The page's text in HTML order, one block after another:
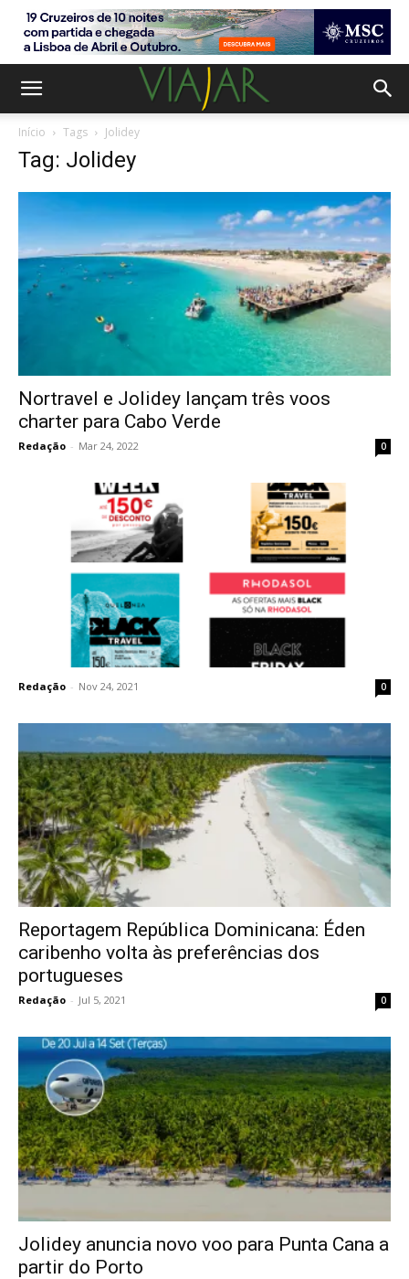
Início Tags Jolidey
Tag: Jolidey
Nortravel e Jolidey lançam três voos
charter para Cabo Verde
Redação - Mar 24, 2022 0
Redação - Nov 24, 2021 0
Reportagem República Dominicana: Éden
caribenho volta às preferências dos
portugueses
Redação - Jul 5, 2021 0
Jolidey anuncia novo voo para Punta Cana a
partir do Porto